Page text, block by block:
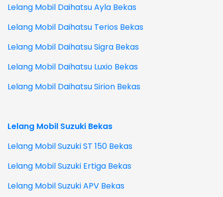
Lelang Mobil Daihatsu Ayla Bekas
Lelang Mobil Daihatsu Terios Bekas
Lelang Mobil Daihatsu Sigra Bekas
Lelang Mobil Daihatsu Luxio Bekas
Lelang Mobil Daihatsu Sirion Bekas
Lelang Mobil Suzuki Bekas
Lelang Mobil Suzuki ST 150 Bekas
Lelang Mobil Suzuki Ertiga Bekas
Lelang Mobil Suzuki APV Bekas